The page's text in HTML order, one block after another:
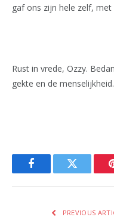
gaf ons zijn hele zelf,
Rust in vrede, Ozzy.
gekte en de
FacebookTwitter
PREVIOUS